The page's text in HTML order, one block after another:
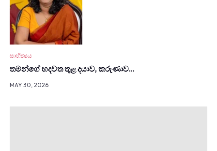
සාහිත්‍යය
තමන්ගේ හදවත තුළ දයාව, කරුණාව…
MAY 30, 2026